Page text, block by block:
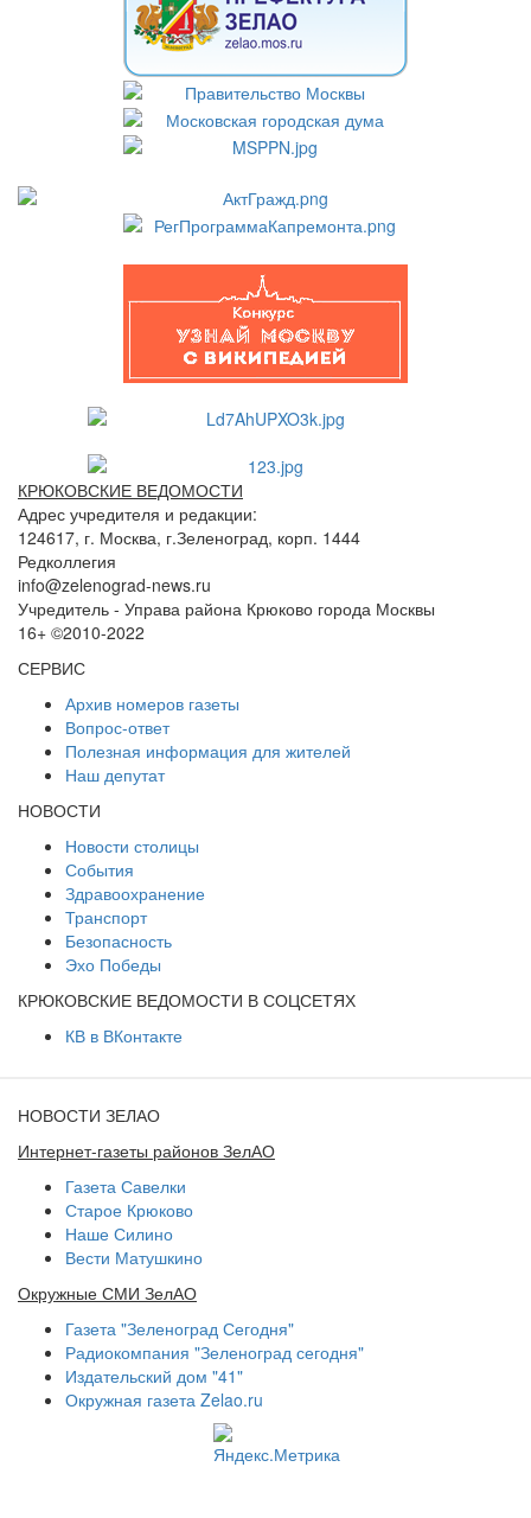
КРЮКОВСКИЕ ВЕДОМОСТИ
Адрес учредителя и редакции:
124617, г. Москва, г.Зеленоград, корп. 1444
Редколлегия
info@zelenograd-news.ru
Учредитель - Управа района Крюково города Москвы
16+ ©2010-2022
СЕРВИС
Архив номеров газеты
Вопрос-ответ
Полезная информация для жителей
Наш депутат
НОВОСТИ
Новости столицы
События
Здравоохранение
Транспорт
Безопасность
Эхо Победы
КРЮКОВСКИЕ ВЕДОМОСТИ В СОЦСЕТЯХ
КВ в ВКонтакте
НОВОСТИ ЗЕЛАО
Интернет-газеты районов ЗелАО
Газета Савелки
Старое Крюково
Наше Силино
Вести Матушкино
Окружные СМИ ЗелАО
Газета "Зеленоград Сегодня"
Радиокомпания "Зеленоград сегодня"
Издательский дом "41"
Окружная газета Zelao.ru